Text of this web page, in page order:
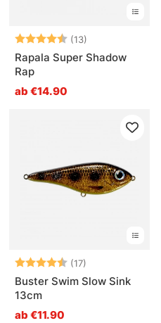
Bewertung:(13)
Rapala Super Shadow
Rap
ab €14.90
Bewertung:(17)
Buster Swim Slow Sink
13cm
ab €11.90